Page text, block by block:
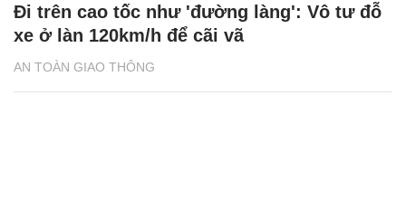
AN TOÀN GIAO THÔNG
Đi trên cao tốc như 'đường làng': Vô tư đỗ
xe ở làn 120km/h để cãi vã